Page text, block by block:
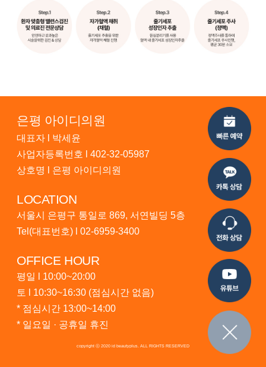
은평 아이디의원
대표자 l 박세윤
사업자등록번호 l 402-32-05987
상호명 l 은평 아이디의원
LOCATION
서울시 은평구 통일로 869, 서연빌딩 5층
Tel(대표번호) l 02-6959-3400
OFFICE HOUR
평일 l 10:00~20:00
토 l 10:30~16:30 (점심시간 없음)
* 점심시간 13:00~14:00
* 일요일 · 공휴일 휴진
copyright ⓒ 2020 id beautyplus. ALL RIGHTS RESERVED